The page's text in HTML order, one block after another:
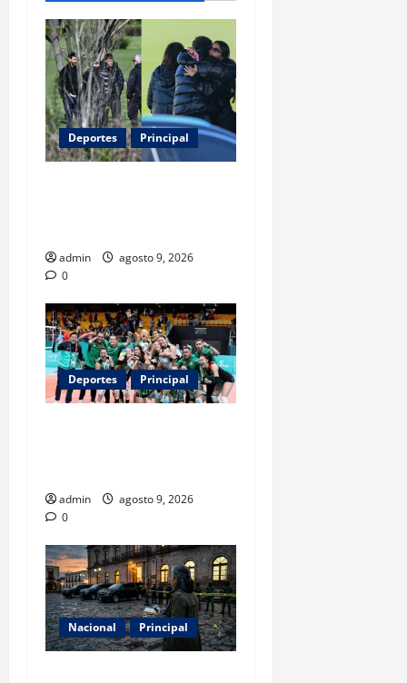
Deportes Principal
admin
agosto 9, 2026
0
Deportes Principal
admin
agosto 9, 2026
0
Nacional Principal